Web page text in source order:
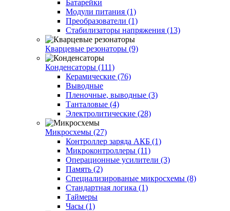
Батарейки
Модули питания (1)
Преобразователи (1)
Стабилизаторы напряжения (13)
Кварцевые резонаторы (9)
Конденсаторы (111)
Керамические (76)
Выводные
Пленочные, выводные (3)
Танталовые (4)
Электролитические (28)
Микросхемы (27)
Контроллер заряда АКБ (1)
Микроконтроллеры (11)
Операционные усилители (3)
Память (2)
Специализированые микросхемы (8)
Стандартная логика (1)
Таймеры
Часы (1)